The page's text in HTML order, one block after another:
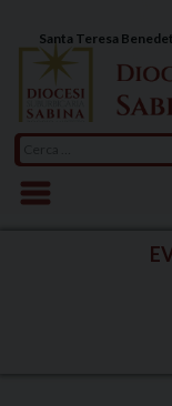
content
Santa Teresa
per: